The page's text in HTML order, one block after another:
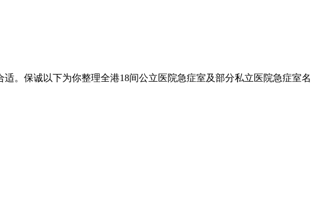
。保诚以下为你整理全港18间公立医院急症室及部分私立医院急症室名